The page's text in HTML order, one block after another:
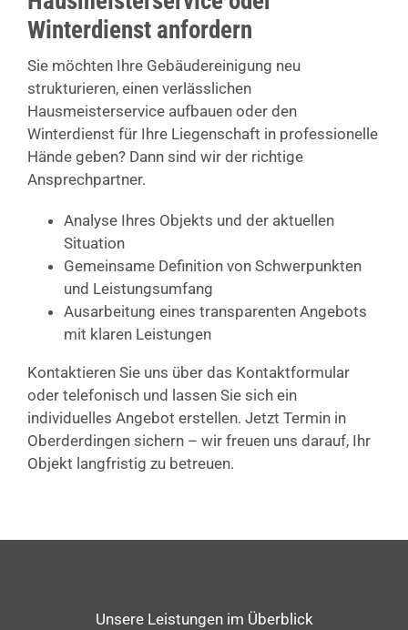
Winterdienst anfordern
Sie möchten Ihre Gebäudereinigung neu
strukturieren, einen verlässlichen
Hausmeisterservice aufbauen oder den
Winterdienst für Ihre Liegenschaft in professionelle
Hände geben? Dann sind wir der richtige
Ansprechpartner.
Analyse Ihres Objekts und der aktuellen
Situation
Gemeinsame Definition von Schwerpunkten
und Leistungsumfang
Ausarbeitung eines transparenten Angebots
mit klaren Leistungen
Kontaktieren Sie uns über das Kontaktformular
oder telefonisch und lassen Sie sich ein
individuelles Angebot erstellen. Jetzt Termin in
Oberderdingen sichern – wir freuen uns darauf, Ihr
Objekt langfristig zu betreuen.
Unsere Leistungen im Überblick